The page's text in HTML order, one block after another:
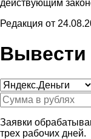
действующим
Редакция от
Вывести
Заявки
трех рабочих дней.